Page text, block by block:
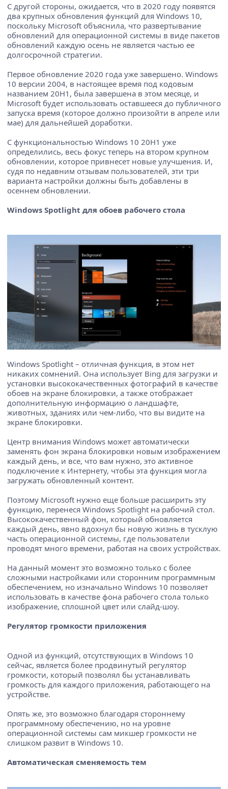
С другой стороны, ожидается, что в 2020 году появятся
два крупных обновления функций для Windows 10,
поскольку Microsoft объяснила, что развертывание
обновлений для операционной системы в виде пакетов
обновлений каждую осень не является частью ее
долгосрочной стратегии.
Первое обновление 2020 года уже завершено. Windows
10 версии 2004, в настоящее время под кодовым
названием 20H1, была завершена в этом месяце, и
Microsoft будет использовать оставшееся до публичного
запуска время (которое должно произойти в апреле или
мае) для дальнейшей доработки.
С функциональностью Windows 10 20H1 уже
определились, весь фокус теперь на втором крупном
обновлении, которое привнесет новые улучшения. И,
судя по недавним отзывам пользователей, эти три
варианта настройки должны быть добавлены в
осеннем обновлении.
Windows Spotlight для обоев рабочего стола
Windows Spotlight – отличная функция, в этом нет
никаких сомнений. Она использует Bing для загрузки и
установки высококачественных фотографий в качестве
обоев на экране блокировки, а также отображает
дополнительную информацию о ландшафте,
животных, зданиях или чем-либо, что вы видите на
экране блокировки.
Центр внимания Windows может автоматически
заменять фон экрана блокировки новым изображением
каждый день, и все, что вам нужно, это активное
подключение к Интернету, чтобы эта функция могла
загружать обновленный контент.
Поэтому Microsoft нужно еще больше расширить эту
функцию, перенеся Windows Spotlight на рабочий стол.
Высококачественный фон, который обновляется
каждый день, явно вдохнул бы новую жизнь в тусклую
часть операционной системы, где пользователи
проводят много времени, работая на своих устройствах.
На данный момент это возможно только с более
сложными настройками или сторонним программным
обеспечением, но изначально Windows 10 позволяет
использовать в качестве фона рабочего стола только
изображение, сплошной цвет или слайд-шоу.
Регулятор громкости приложения
Одной из функций, отсутствующих в Windows 10
сейчас, является более продвинутый регулятор
громкости, который позволял бы устанавливать
громкость для каждого приложения, работающего на
устройстве.
Опять же, это возможно благодаря стороннему
программному обеспечению, но на уровне
операционной системы сам микшер громкости не
слишком развит в Windows 10.
Автоматическая сменяемость тем